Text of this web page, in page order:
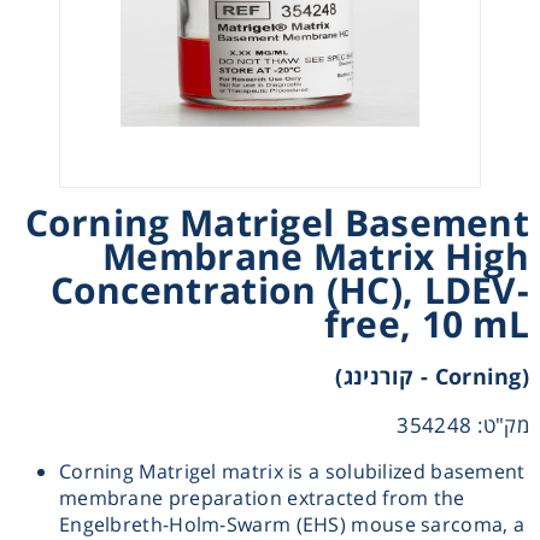
Corning Matrigel Basement
Membrane Matrix High
Concentration (HC), LDEV-
free, 10 mL
(Corning - קורנינג)
מק"ט: 354248
Corning Matrigel matrix is a solubilized basement
membrane preparation extracted from the
Engelbreth-Holm-Swarm (EHS) mouse sarcoma, a
Instrumentation
Pumps
Sample Preparation
Shaking & Stirring
Thermometry